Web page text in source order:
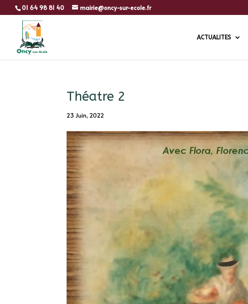
01 64 98 81 40 mairie@oncy-sur-ecole.fr
ACTUALITES
Théatre 2
23 Juin, 2022